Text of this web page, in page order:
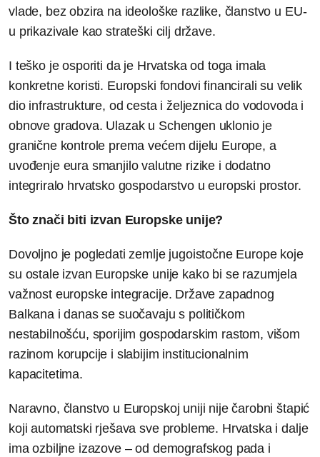
vlade, bez obzira na ideološke razlike, članstvo u EU-
u prikazivale kao strateški cilj države.
I teško je osporiti da je Hrvatska od toga imala
konkretne koristi. Europski fondovi financirali su velik
dio infrastrukture, od cesta i željeznica do vodovoda i
obnove gradova. Ulazak u Schengen uklonio je
granične kontrole prema većem dijelu Europe, a
uvođenje eura smanjilo valutne rizike i dodatno
integriralo hrvatsko gospodarstvo u europski prostor.
Što znači biti izvan Europske unije?
Dovoljno je pogledati zemlje jugoistočne Europe koje
su ostale izvan Europske unije kako bi se razumjela
važnost europske integracije. Države zapadnog
Balkana i danas se suočavaju s političkom
nestabilnošću, sporijim gospodarskim rastom, višom
razinom korupcije i slabijim institucionalnim
kapacitetima.
Naravno, članstvo u Europskoj uniji nije čarobni štapić
koji automatski rješava sve probleme. Hrvatska i dalje
ima ozbiljne izazove – od demografskog pada i